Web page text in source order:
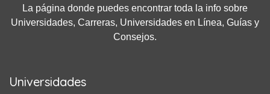
La página donde puedes encontrar toda la info sobre
Universidades, Carreras, Universidades en Línea, Guías y
Consejos.
Universidades